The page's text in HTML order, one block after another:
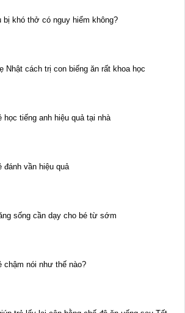
bị khó thở có nguy hiểm không?
Nhật cách trị con biếng ăn rất khoa học
học tiếng anh hiệu quả tại nhà
đánh vần hiệu quả
sống cần dạy cho bé từ sớm
chậm nói như thế nào?